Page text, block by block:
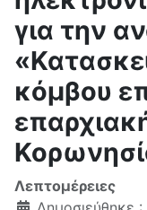
για την
κόμβου
Λεπτομέρειες